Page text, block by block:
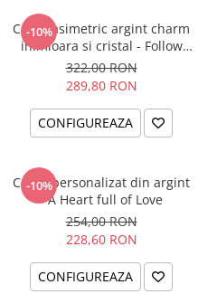
-10%
Colier asimetric argint charm
inimioara si cristal - Follow
your Dreams
322,00 RON
289,80 RON
CONFIGUREAZA
-10%
Colier personalizat din argint
- A Heart full of Love
254,00 RON
228,60 RON
CONFIGUREAZA